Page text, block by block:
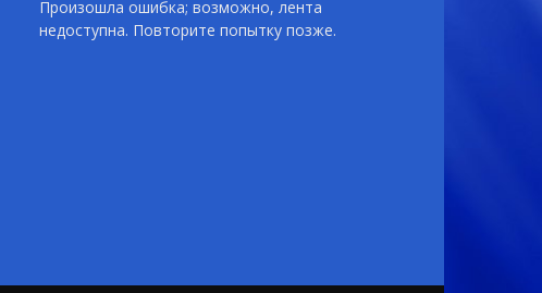
Произошла ошибка; возможно, лента
недоступна. Повторите попытку позже.